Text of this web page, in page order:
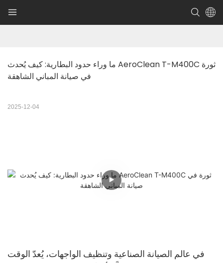
ما وراء حدود البطارية: كيف يُحدث AeroClean T-M400C ثورة
في صيانة المباني الشاهقة
2025-12-04
في عالم الصيانة الصناعية وتنظيف الواجهات، يُعدّ الوقت